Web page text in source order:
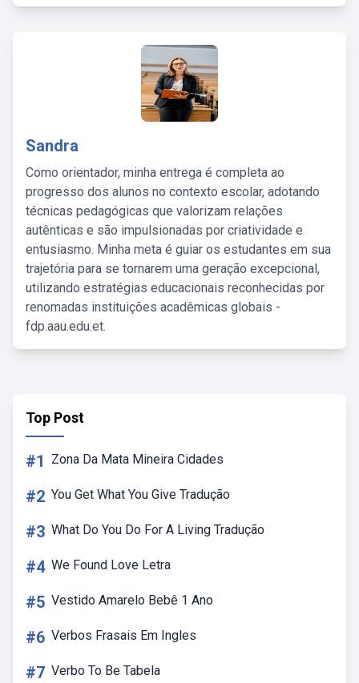
Sandra
Como orientador, minha entrega é completa ao
progresso dos alunos no contexto escolar, adotando
técnicas pedagógicas que valorizam relações
autênticas e são impulsionadas por criatividade e
entusiasmo. Minha meta é guiar os estudantes em sua
trajetória para se tornarem uma geração excepcional,
utilizando estratégias educacionais reconhecidas por
renomadas instituições acadêmicas globais -
fdp.aau.edu.et.
Top Post
#1 Zona Da Mata Mineira Cidades
#2 You Get What You Give Tradução
#3 What Do You Do For A Living Tradução
#4 We Found Love Letra
#5 Vestido Amarelo Bebê 1 Ano
#6 Verbos Frasais Em Ingles
#7 Verbo To Be Tabela